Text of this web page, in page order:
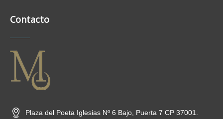
Contacto
Plaza del Poeta Iglesias Nº 6 Bajo, Puerta 7 CP 37001.